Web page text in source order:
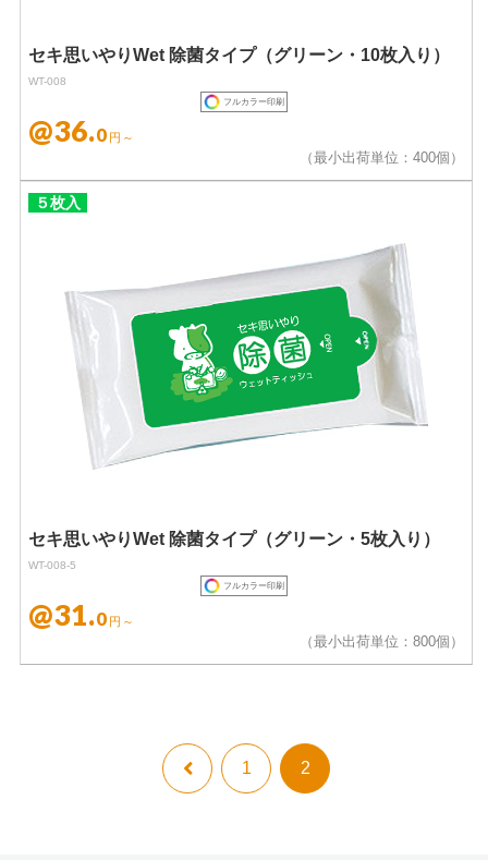
セキ思いやりWet 除菌タイプ（グリーン・10枚入り）
WT-008
フルカラー印刷
@36.0 円～
（最小出荷単位：400個）
５枚入
セキ思いやりWet 除菌タイプ（グリーン・5枚入り）
WT-008-5
フルカラー印刷
@31.0 円～
（最小出荷単位：800個）
前 1 2